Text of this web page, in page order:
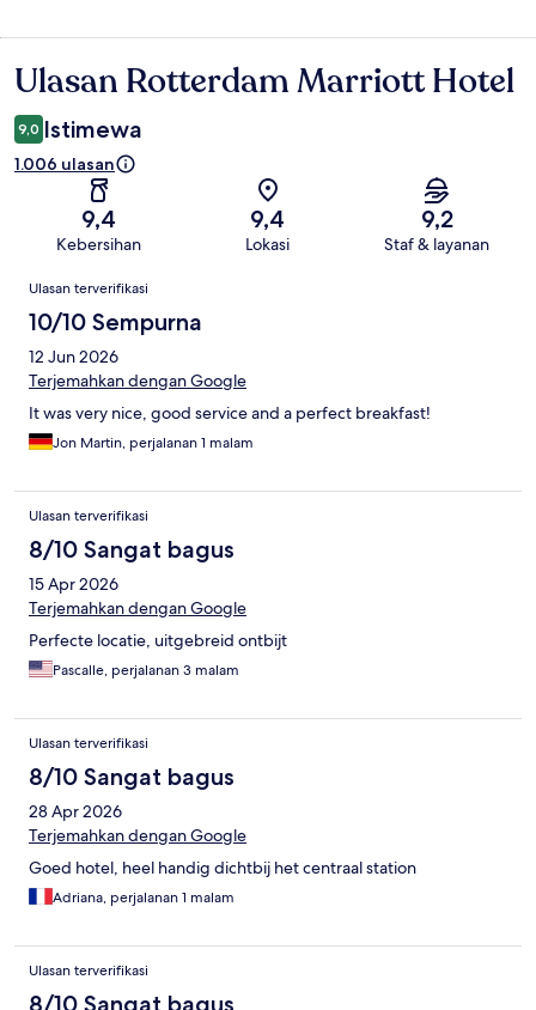
Ulasan
Ulasan Rotterdam Marriott Hotel
9,0 Istimewa
1.006 ulasan
9,4
Kebersihan
9,4
Lokasi
9,2
Staf & layanan
Ulasan
Ulasan terverifikasi
10/10 Sempurna
12 Jun 2026
Terjemahkan dengan Google
It was very nice, good service and a perfect breakfast!
Jon Martin, perjalanan 1 malam
Ulasan terverifikasi
8/10 Sangat bagus
15 Apr 2026
Terjemahkan dengan Google
Perfecte locatie, uitgebreid ontbijt
Pascalle, perjalanan 3 malam
Ulasan terverifikasi
8/10 Sangat bagus
28 Apr 2026
Terjemahkan dengan Google
Goed hotel, heel handig dichtbij het centraal station
Adriana, perjalanan 1 malam
Ulasan terverifikasi
8/10 Sangat bagus